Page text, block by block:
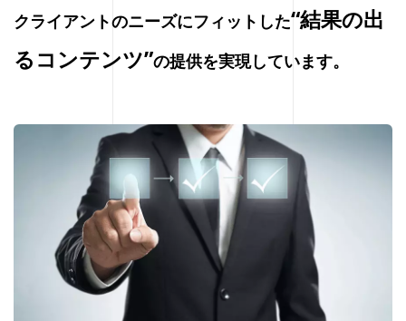
クライアントのニーズにフィットした“結果の出
るコンテンツ”の提供を実現しています。